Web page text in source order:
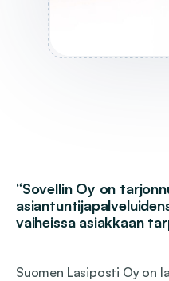
“Sovellin Oy on
vaiheissa asiakkaan
Suomen Lasiposti Oy on